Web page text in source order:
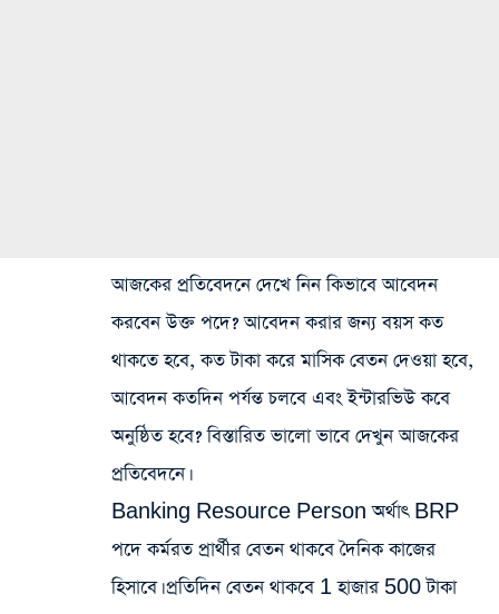
আজকের প্রতিবেদনে দেখে নিন কিভাবে আবেদন
করবেন উক্ত পদে? আবেদন করার জন্য বয়স কত
থাকতে হবে, কত টাকা করে মাসিক বেতন দেওয়া হবে,
আবেদন কতদিন পর্যন্ত চলবে এবং ইন্টারভিউ কবে
অনুষ্ঠিত হবে? বিস্তারিত ভালো ভাবে দেখুন আজকের
প্রতিবেদনে।
Banking Resource Person অর্থাৎ BRP
পদে কর্মরত প্রার্থীর বেতন থাকবে দৈনিক কাজের
হিসাবে। প্রতিদিন বেতন থাকবে 1 হাজার 500 টাকা